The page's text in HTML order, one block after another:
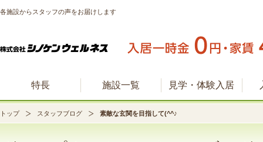
各施設からスタッフの声をお届けします
特長 施設一覧 見学・体験入居
トップ スタッフブログ 素敵な玄関を目指して(^^♪